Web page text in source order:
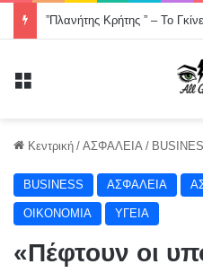
Κεντρική / ΑΣΦΑΛΕΙΑ /
BUSINESS ΑΣΦΑΛΕΙΑ
ΟΙΚΟΝΟΜΙΑ ΥΓΕΙΑ
«Πέφτουν οι